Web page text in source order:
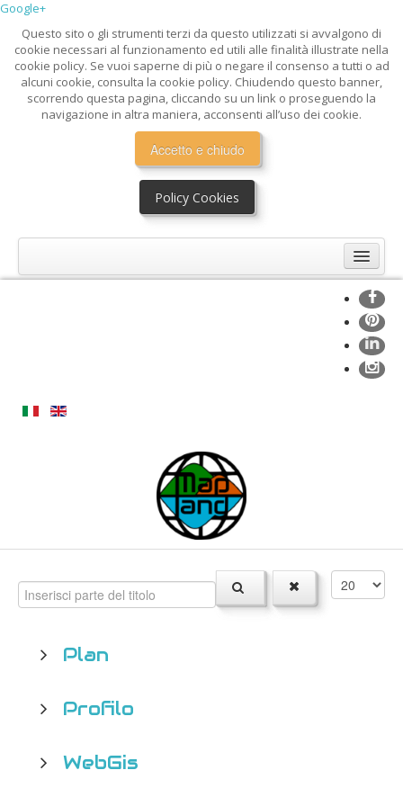
Google+
Questo sito o gli strumenti terzi da questo utilizzati si avvalgono di
cookie necessari al funzionamento ed utili alle finalità illustrate nella
cookie policy. Se vuoi saperne di più o negare il consenso a tutti o ad
alcuni cookie, consulta la cookie policy. Chiudendo questo banner,
scorrendo questa pagina, cliccando su un link o proseguendo la
navigazione in altra maniera, acconsenti all’uso dei cookie.
Accetto e chiudo
Policy Cookies
Plan
Profilo
WebGis